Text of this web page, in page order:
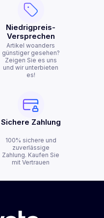
Niedrigpreis-
Versprechen
Artikel woanders
günstiger gesehen?
Zeigen Sie es uns
und wir unterbieten
es!
Sichere Zahlung
100% sichere und
zuverlässige
Zahlung. Kaufen Sie
mit Vertrauen